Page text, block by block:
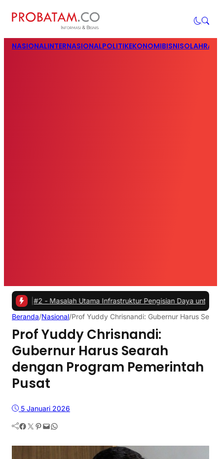
NASIONALINTERNASIONALPOLITIKEKONOMIBISNIS
Masalah Utama Infrastruktur Pengisian Daya untuk Mobil
Beranda/Nasional/Prof Yuddy Chrisnandi: Gubernur Harus
Prof Yuddy Chrisnandi:
Gubernur Harus Searah
dengan Program Pemerintah
Pusat
5 Januari 2026
Facebook Twitter Pinterest Mail WhatsApp